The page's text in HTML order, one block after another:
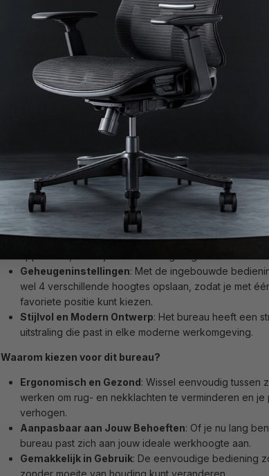
van een laptop tot meerdere beeldschermen.
En wat als je dan ook nog het bureau zelf kunt
Kies eenvoudig het formaat dat bij jouw ruimte past en
kleur van het bureaublad én het frame. Zo ontwerp je
alleen ergonomisch verantwoord is, maar ook perfect
Belangrijkste kenmerken
Elektrische Hoogteverstelling
: Dankzij de stille en
de hoogte van het bureau eenvoudig aan, met
knop.
Stevig en Duurzaam
: Het bureau is gemaakt van
die zorgen voor stabiliteit en een lange levensduur,
gebruik.
Ruim Werkoppervlak: Het tafelblad biedt voldoende
apparatuur, zodat je efficiënt en georganiseerd kunt
Geheugeninstellingen: Met de ingebouwde
wel 4 verschillende hoogtes opslaan, zodat je met
favoriete positie kunt kiezen.
Stijlvol en Modern Ontwerp: Het bureau heeft een
uitstraling die past in elke moderne werkomgeving.
Waarom kiezen voor dit bureau?
Ergonomisch en Gezond: Wissel eenvoudig tussen
werken om rug- en nekklachten te verminderen en je
verhogen.
Aanpasbaar aan Jouw Behoeften: Of je nu lang
bureau past zich aan jouw ideale werkhoogte aan.
Gemakkelijk in Gebruik: De eenvoudige bediening
zonder moeite van houding kunt veranderen.